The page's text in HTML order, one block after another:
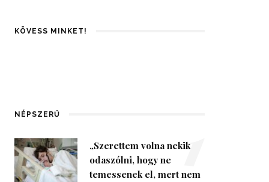
KÖVESS MINKET!
NÉPSZERŰ
„Szerettem volna nekik
odaszólni, hogy ne
temessenek el, mert nem
1